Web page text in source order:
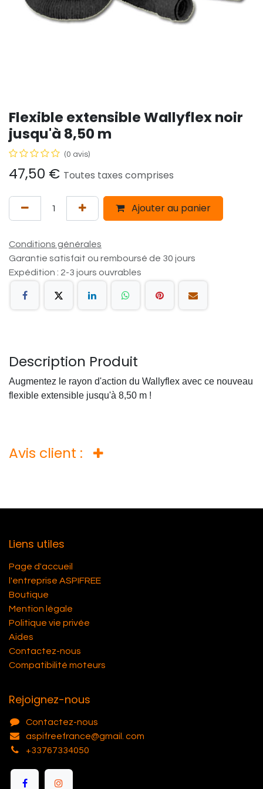
Flexible extensible Wallyflex noir
jusqu'à 8,50 m
(0 avis)
47,50 € Toutes taxes comprises
Ajouter au panier
Conditions générales
Garantie satisfait ou remboursé de 30 jours
Expédition : 2-3 jours ouvrables
Description Produit
Augmentez le rayon d'action du Wallyflex avec ce nouveau
flexible extensible jusqu'à 8,50 m !
Avis client :
Liens utiles
Page d'accueil
l'entreprise ASPIFREE
Boutique
Mention légale
Politique vie privée
Aides
Contactez-nous
Compatibilité moteurs
Rejoignez-nous
Contactez-nous
aspifreefrance@gmail. com
+33767334050